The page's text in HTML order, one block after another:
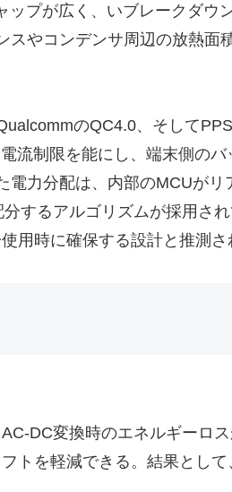
プが広く、いブレークダ
やコンデンサ周辺の放熱
のQC4.0、そして
流制限を能にし、端末側の
力分配は、内部のMCUが
するアルゴリズムが採用さ
用時に確保する設計と推測さ
DC変換時のエネルギーロ
トを軽減できる。結果とし